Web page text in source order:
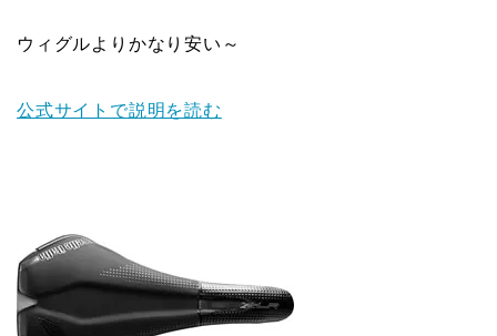
ウィグルよりかなり安い～
公式サイトで説明を読む